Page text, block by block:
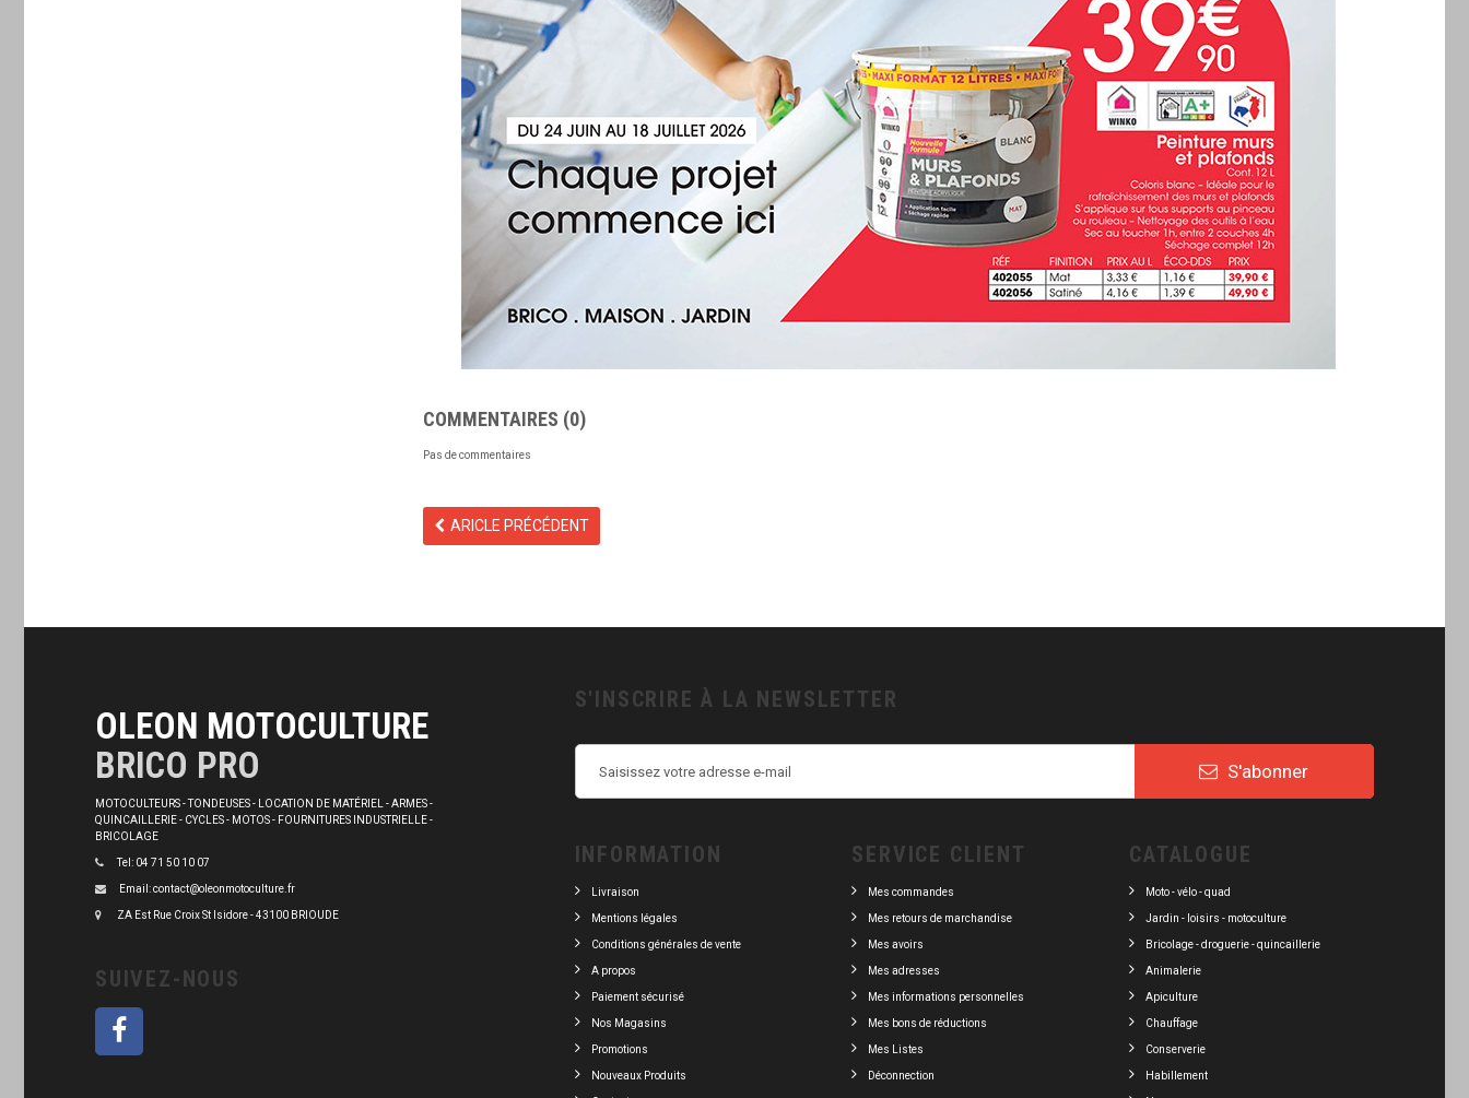
COMMENTAIRES (0)
Pas de commentaires
ARICLE PRÉCÉDENT
OLEON MOTOCULTURE
BRICO PRO
MOTOCULTEURS - TONDEUSES - LOCATION DE MATÉRIEL - ARMES -
QUINCAILLERIE - CYCLES - MOTOS - FOURNITURES INDUSTRIELLE -
BRICOLAGE
Tel: 04 71 50 10 07
Email: contact@oleonmotoculture.fr
ZA Est Rue Croix St Isidore - 43100 BRIOUDE
SUIVEZ-NOUS
S'INSCRIRE À LA NEWSLETTER
S'abonner
INFORMATION
Livraison
Mentions légales
Conditions générales de vente
A propos
Paiement sécurisé
Nos Magasins
Promotions
Nouveaux Produits
SERVICE CLIENT
Mes commandes
Mes retours de marchandise
Mes avoirs
Mes adresses
Mes informations personnelles
Mes bons de réductions
Mes Listes
Déconnection
CATALOGUE
Moto - vélo - quad
Jardin - loisirs - motoculture
Bricolage - droguerie - quincaillerie
Animalerie
Apiculture
Chauffage
Conserverie
Habillement